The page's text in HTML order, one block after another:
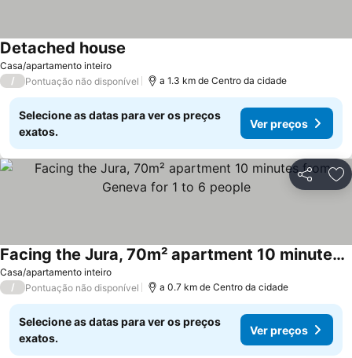
Casa/apartamento inteiro
Detached house
/ Pontuação não disponível a 1.3 km de Centro da cidade
Selecione as datas para ver os preços
exatos.
Ver preços
Partilhar
Casa/apartamento inteiro
Facing the Jura, 70m² apartment 10 minutes from Geneva for 1 to 6 people
/ Pontuação não disponível a 0.7 km de Centro da cidade
Selecione as datas para ver os preços
exatos.
Ver preços